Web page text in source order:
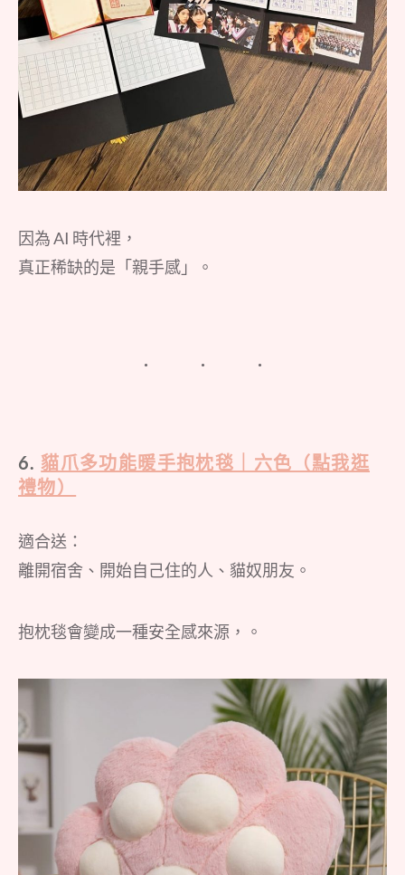
因為 AI 時代裡，
真正稀缺的是「親手感」。
6. 貓爪多功能暖手抱枕毯｜六色（點我逛
禮物）
適合送：
離開宿舍、開始自己住的人、貓奴朋友。
抱枕毯會變成一種安全感來源，。